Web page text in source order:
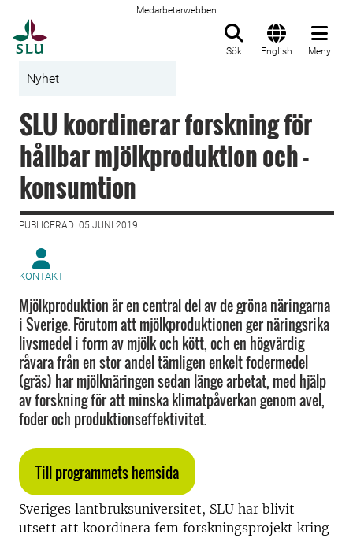
Medarbetarwebben
Sök English Meny
Nyhet
SLU koordinerar forskning för
hållbar mjölkproduktion och -
konsumtion
PUBLICERAD: 05 JUNI 2019
KONTAKT
Mjölkproduktion är en central del av de gröna näringarna
i Sverige. Förutom att mjölkproduktionen ger näringsrika
livsmedel i form av mjölk och kött, och en högvärdig
råvara från en stor andel tämligen enkelt fodermedel
(gräs) har mjölknäringen sedan länge arbetat, med hjälp
av forskning för att minska klimatpåverkan genom avel,
foder och produktionseffektivitet.
Till programmets hemsida
Sveriges lantbruksuniversitet, SLU har blivit
utsett att koordinera fem forskningsprojekt kring